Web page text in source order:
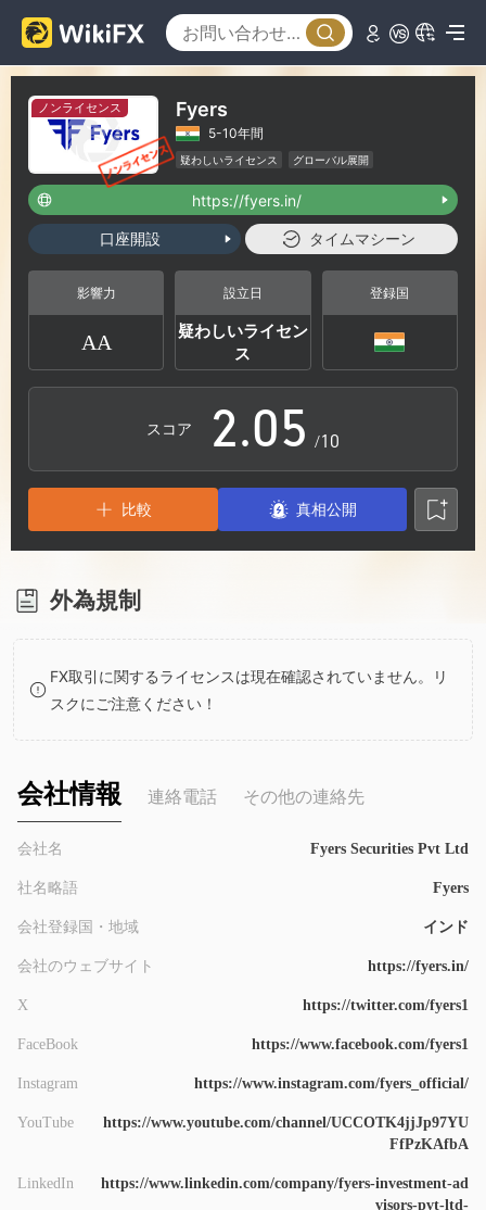
ノンライセンス Fyers
5-10年間
疑わしいライセンス
グローバル展開
ハイリスクレベル
https://fyers.in/
口座開設 タイムマシーン
影響力
AA
設立日
疑わしいライセン
ス
登録国
スコア
0
1
2
3
4
6
7
8
.0
1
2
4
5
6
1
2
3
4
5
6
7
9
/10
比較 真相公開
外為規制
FX取引に関するライセンスは現在確認されていません。リ
スクにご注意ください！
会社情報 連絡電話 その他の連絡先
会社名 Fyers Securities Pvt Ltd
社名略語 Fyers
会社登録国・地域 インド
会社のウェブサイト https://fyers.in/
X https://twitter.com/fyers1
FaceBook https://www.facebook.com/fyers1
Instagram https://www.instagram.com/fyers_official/
YouTube
https://www.youtube.com/channel/UCCOTK4jjJp97YU
FfPzKAfbA
LinkedIn
https://www.linkedin.com/company/fyers-investment-ad
visors-pvt-ltd-